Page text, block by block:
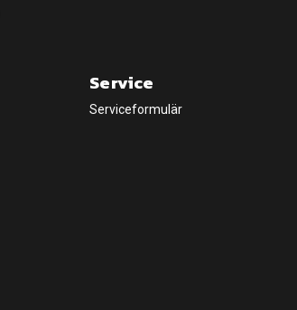
Service
Serviceformulär